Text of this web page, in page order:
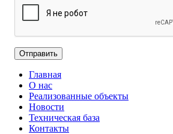
Главная
О нас
Реализованные объекты
Новости
Техническая база
Контакты